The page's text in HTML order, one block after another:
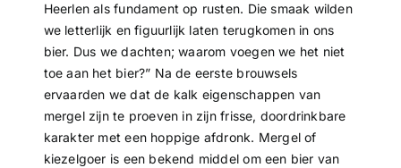
Heerlen als fundament op rusten. Die smaak wilden
we letterlijk en figuurlijk laten terugkomen in ons
bier. Dus we dachten; waarom voegen we het niet
toe aan het bier?” Na de eerste brouwsels
ervaarden we dat de kalk eigenschappen van
mergel zijn te proeven in zijn frisse, doordrinkbare
karakter met een hoppige afdronk. Mergel of
kiezelgoer is een bekend middel om een bier van